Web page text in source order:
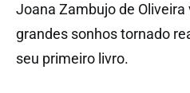
Joana Zambujo de Oliveira
grandes sonhos tornado
seu primeiro livro.